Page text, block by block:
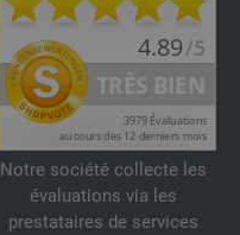
Notre société collecte les
évaluations via les
prestataires de services